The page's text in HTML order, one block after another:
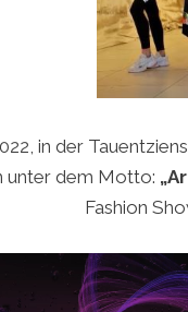
in der
unter dem Motto:
Fashion